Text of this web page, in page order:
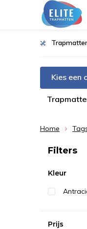
Kies een
Home
Sorteren op:
Filters
Kleur
Prijs